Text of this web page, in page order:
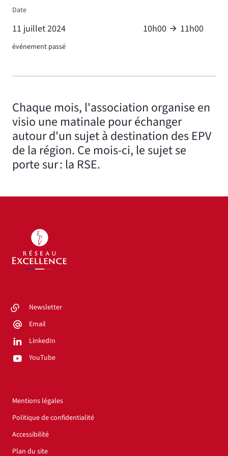
Date
11 juillet 2024 10h00 11h00
événement passé
Chaque mois, l'association organise en
visio une matinale pour échanger
autour d'un sujet à destination des EPV
de la région. Ce mois-ci, le sujet se
porte sur : la RSE.
Newsletter
Email
LinkedIn
YouTube
Mentions légales
Politique de confidentialité
Accessibilité
Plan du site